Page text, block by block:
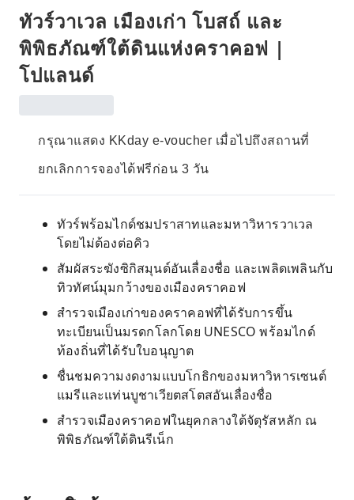
ทัวร์วาเวล เมืองเก่า โบสถ์ และ
พิพิธภัณฑ์ใต้ดินแห่งคราคอฟ |
โปแลนด์
กรุณาแสดง KKday e-voucher เมื่อไปถึงสถานที่
ยกเลิกการจองได้ฟรีก่อน 3 วัน
ทัวร์พร้อมไกด์ชมปราสาทและมหาวิหารวาเวล
โดยไม่ต้องต่อคิว
สัมผัสระฆังซิกิสมุนด์อันเลื่องชื่อ และเพลิดเพลินกับ
ทิวทัศน์มุมกว้างของเมืองคราคอฟ
สำรวจเมืองเก่าของคราคอฟที่ได้รับการขึ้น
ทะเบียนเป็นมรดกโลกโดย UNESCO พร้อมไกด์
ท้องถิ่นที่ได้รับใบอนุญาต
ชื่นชมความงดงามแบบโกธิกของมหาวิหารเซนต์
แมรีและแท่นบูชาเวียตสโตสอันเลื่องชื่อ
สำรวจเมืองคราคอฟในยุคกลางใต้จัตุรัสหลัก ณ
พิพิธภัณฑ์ใต้ดินรีเน็ก